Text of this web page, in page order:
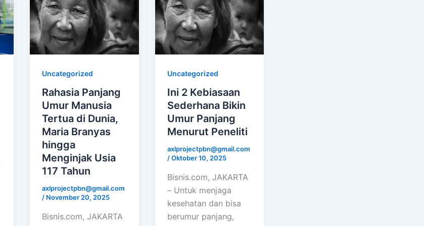
Uncategorized
Rahasia Panjang
Umur Manusia
Tertua di Dunia,
Maria Branyas
hingga
Menginjak Usia
117 Tahun
axlprojectpbn@gmail.com
/ November 20, 2025
Bisnis.com, JAKARTA
Uncategorized
Ini 2 Kebiasaan
Sederhana Bikin
Umur Panjang
Menurut Peneliti
axlprojectpbn@gmail.com
/Oktober 10, 2025
Bisnis.com, JAKARTA
– Untuk menjaga
kesehatan dan bisa
berumur panjang,